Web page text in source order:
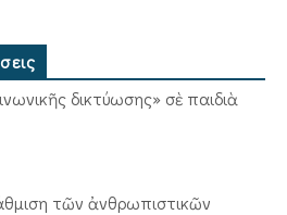
δικτύωσης» σὲ παιδιὰ
τῶν ἀνθρωπιστικῶν